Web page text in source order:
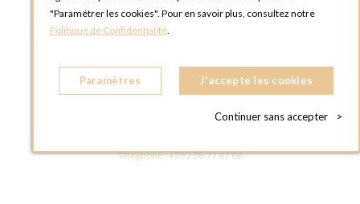
5324 Contern
LUXEMBOURG
BOUTIQUE OPTIONS LUXEMBOURG
L - 1842 HOWALD LUXEMBOURG
Téléphone :+352 28 77 87 88
"Paramétrer les cookies". Pour en savoir plus, consultez notre
Politique de Confidentialité.
Paramètres J'accepte les cookies
Continuer sans accepter >